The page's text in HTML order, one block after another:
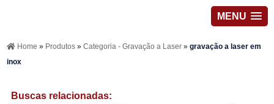
MENU
Home » Produtos»Categoria - Gravação a Laser»gravação a laser em
inox
Buscas relacionadas: